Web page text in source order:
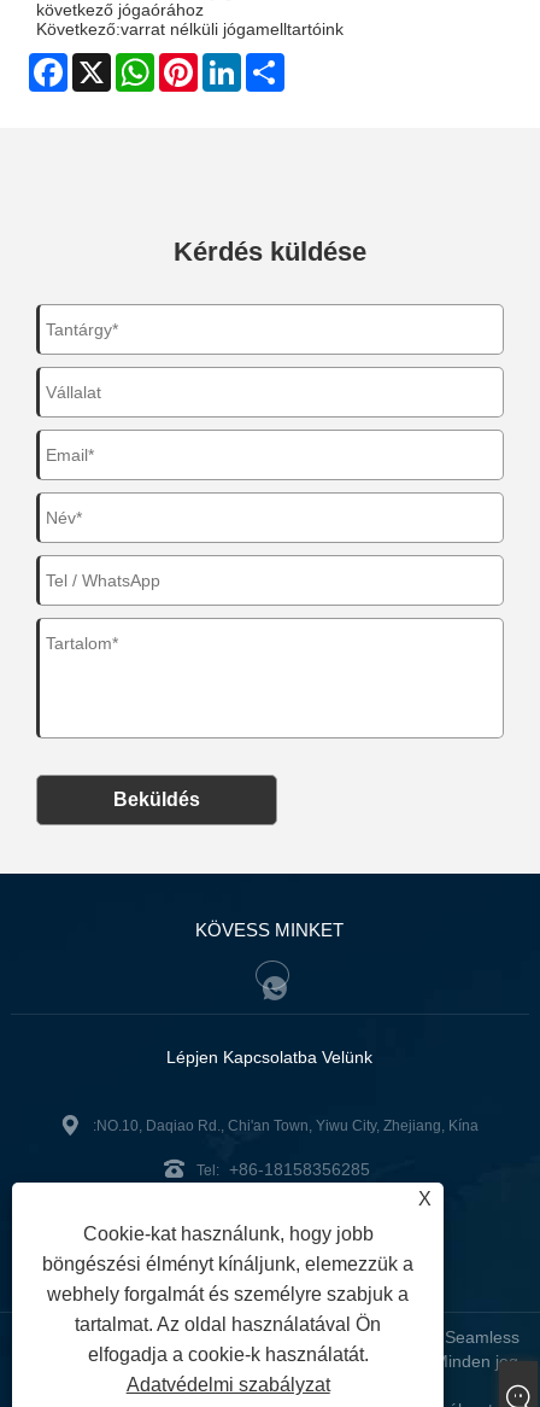
következő jógaórához
Következő:varrat nélküli jógamelltartóink
Facebook
X WhatsAppPinterestLinkedIn
Kérdés küldése
Beküldés
KÖVESS MINKET
Lépjen Kapcsolatba Velünk
:NO.10, Daqiao Rd., Chi'an Town, Yiwu City, Zhejiang, Kína
Tel: +86-18158356285
Fax: +86-579-89979099
Copyright © 2024 ZheJiangZhuoGu Clothing Co., Ltd. - Seamless
Yoga Wear, Seamless melltartó, Seamless Leggings - Minden jog
fenntartva
X
Cookie-kat használunk, hogy jobb
böngészési élményt kínáljunk, elemezzük a
webhely forgalmát és személyre szabjuk a
tartalmat. Az oldal használatával Ön
elfogadja a cookie-k használatát.
Adatvédelmi szabályzat